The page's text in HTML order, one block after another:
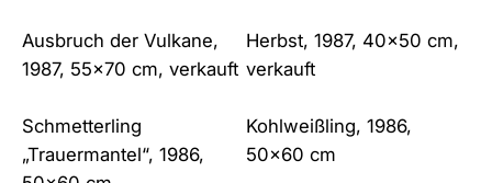
Ausbruch der Vulkane,
1987, 55×70 cm, verkauft
Herbst, 1987, 40×50 cm,
verkauft
Schmetterling
„Trauermantel“, 1986,
Kohlweißling, 1986,
50×60 cm